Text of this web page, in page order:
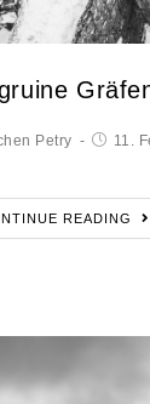
Petry 11.
READING